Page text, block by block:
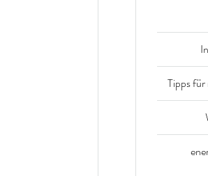
Tipps